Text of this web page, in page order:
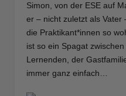
Simon, von der ESE auf
er – nicht zuletzt als Vater
die Praktikant*innen so
ist so ein Spagat
Lernenden, der
immer ganz einfach…